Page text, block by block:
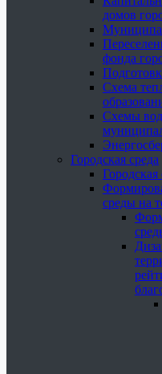
домов
фонда
Схема
Схемы
Городская среда
Городская
среды на